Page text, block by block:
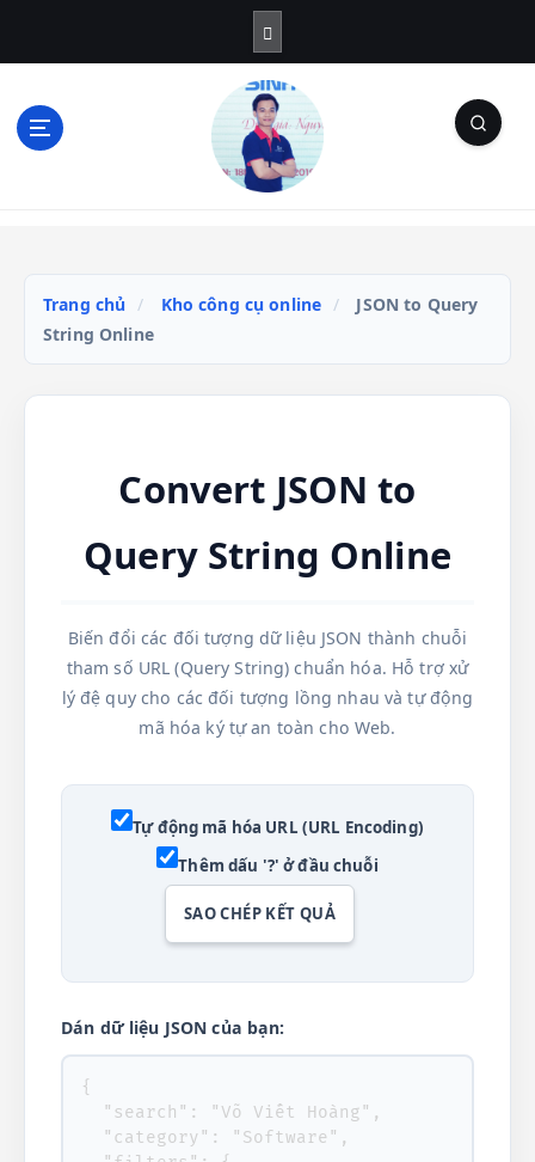
i
Trang chủ / Kho công cụ online /
JSON to Query
String Online
Convert JSON to
Query String Online
Biến đổi các đối tượng dữ liệu JSON thành chuỗi
tham số URL (Query String) chuẩn hóa. Hỗ trợ xử
lý đệ quy cho các đối tượng lồng nhau và tự động
mã hóa ký tự an toàn cho Web.
Tự động mã hóa URL (URL Encoding)
Thêm dấu '?' ở đầu chuỗi
SAO CHÉP KẾT QUẢ
Dán dữ liệu JSON của bạn: